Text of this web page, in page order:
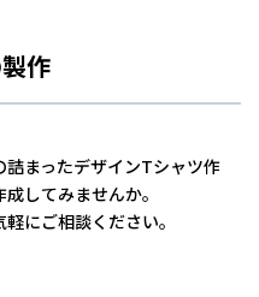
作
まったデザインTシャツ作
してみませんか。
にご相談ください。